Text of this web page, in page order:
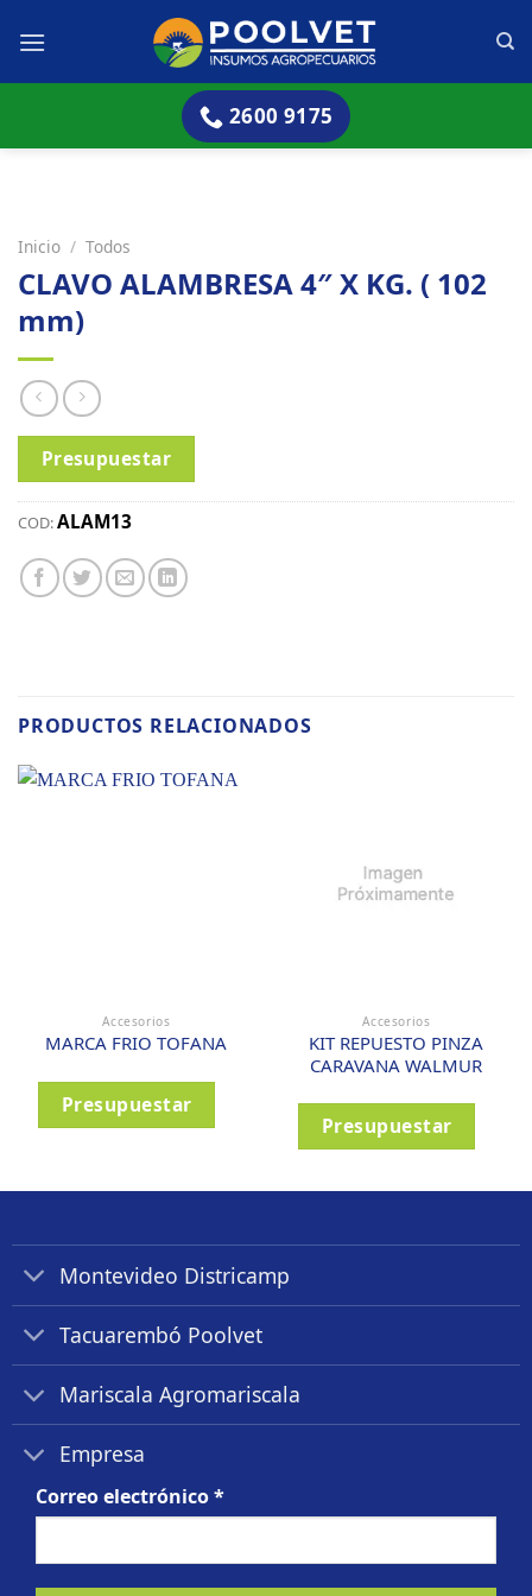
2600 9175
Inicio / Todos
CLAVO ALAMBRESA 4″ X KG. ( 102
mm)
Presupuestar
COD:ALAM13
PRODUCTOS RELACIONADOS
Accesorios
MARCA FRIO TOFANA
Presupuestar
Accesorios
KIT REPUESTO PINZA
CARAVANA WALMUR
Presupuestar
Montevideo Districamp
Tacuarembó Poolvet
Mariscala Agromariscala
Empresa
Correo electrónico*